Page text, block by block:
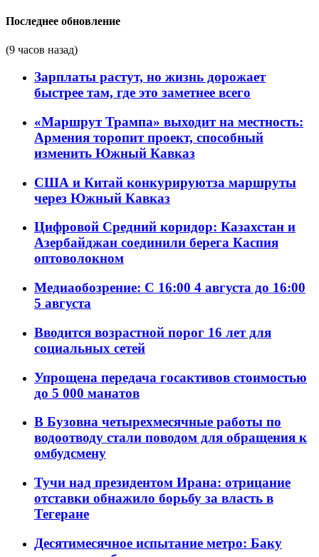
Последнее обновление
(9 часов назад)
Зарплаты растут, но жизнь дорожает
быстрее там, где это заметнее всего
«Маршрут Трампа» выходит на местность:
Армения торопит проект, способный
изменить Южный Кавказ
США и Китай конкурируютза маршруты
через Южный Кавказ
Цифровой Средний коридор: Казахстан и
Азербайджан соединили берега Каспия
оптоволокном
Медиаобозрение: С 16:00 4 августа до 16:00
5 августа
Вводится возрастной порог 16 лет для
социальных сетей
Упрощена передача госактивов стоимостью
до 5 000 манатов
В Бузовна четырехмесячные работы по
водоотводу стали поводом для обращения к
омбудсмену
Тучи над президентом Ирана: отрицание
отставки обнажило борьбу за власть в
Тегеране
Десятимесячное испытание метро: Баку